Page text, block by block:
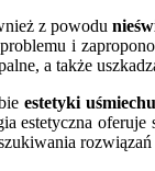
z powodu
i
a także
estetyki uśmiechu
estetyczna